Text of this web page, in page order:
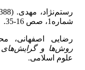
رستم‌نژاد، مهدی. (1388). گونه‌شناسی روایات تفسیری.
شماره1، صص 16‑35.
رضایی اصفهانی،
روش‌ها و
علوم اسلامی.